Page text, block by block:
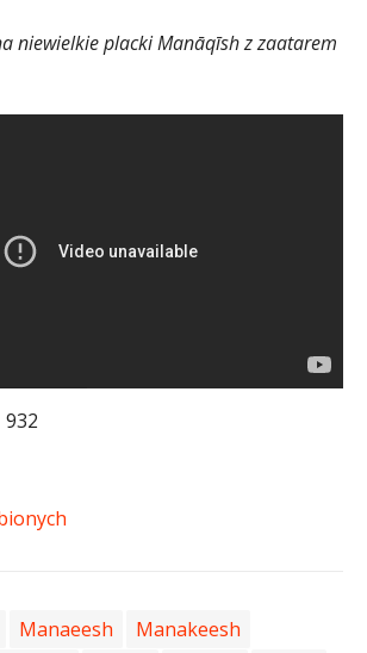
niewielkie placki Manāqīsh z zaatarem
932
Manaeesh
Manakeesh